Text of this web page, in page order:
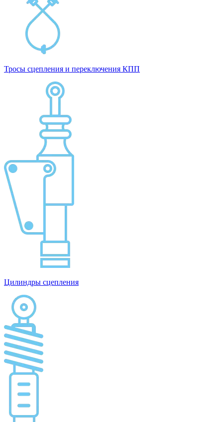
Тросы сцепления и переключения КПП
Цилиндры сцепления